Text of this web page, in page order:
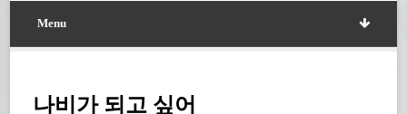
Menu
나비가 되고 싶어